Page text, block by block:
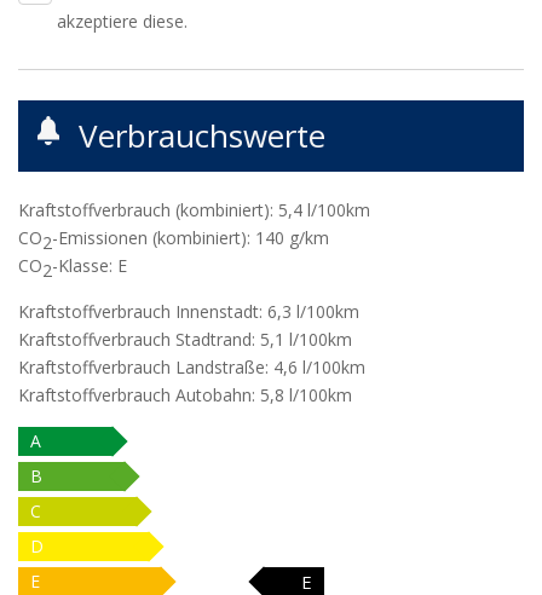
akzeptiere diese.
Verbrauchswerte
Kraftstoffverbrauch (kombiniert): 5,4 l/100km
CO2-Emissionen (kombiniert): 140 g/km
CO2-Klasse: E
Kraftstoffverbrauch Innenstadt: 6,3 l/100km
Kraftstoffverbrauch Stadtrand: 5,1 l/100km
Kraftstoffverbrauch Landstraße: 4,6 l/100km
Kraftstoffverbrauch Autobahn: 5,8 l/100km
A
B
C
D
E
E